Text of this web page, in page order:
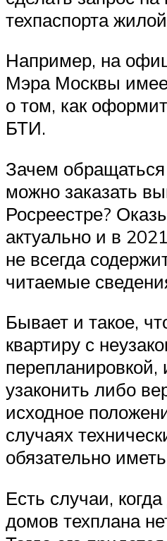
техпаспорта
Например, на
Мэра Москвы
о том, как
БТИ.
Зачем
можно заказать
Росреестре?
актуально и в
не всегда
читаемые
Бывает и такое,
квартиру с
перепланировкой,
узаконить либо
исходное
случаях
обязательно
Есть случаи,
домов техплана